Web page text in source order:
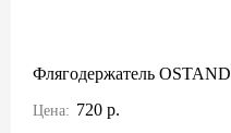
Флягодержатель OSTAND
Цена: 720 р.